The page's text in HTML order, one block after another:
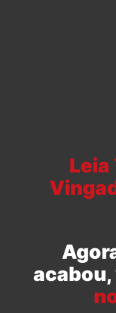
Leia
acabou,